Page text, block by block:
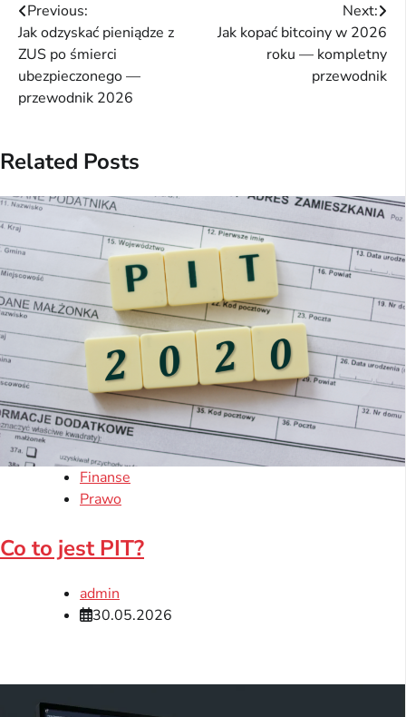
Nawigacja
wpisu
Previous:
Jak odzyskać pieniądze z
ZUS po śmierci
ubezpieczonego —
przewodnik 2026
Next:
Jak kopać bitcoiny w 2026
roku — kompletny
przewodnik
Related Posts
Finanse
Prawo
Co to jest PIT?
admin
30.05.2026